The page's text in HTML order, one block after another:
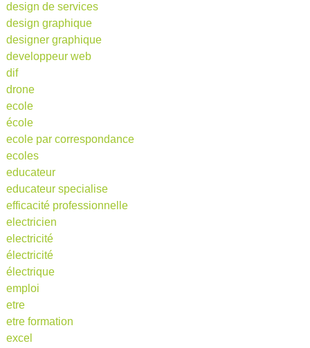
design de services
design graphique
designer graphique
developpeur web
dif
drone
ecole
école
ecole par correspondance
ecoles
educateur
educateur specialise
efficacité professionnelle
electricien
electricité
électricité
électrique
emploi
etre
etre formation
excel